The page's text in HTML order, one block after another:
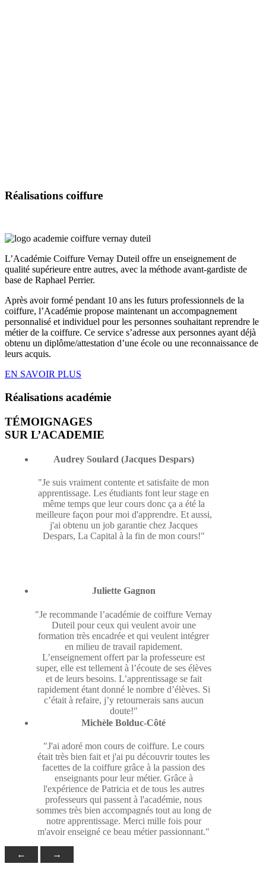
Réalisations coiffure
L’Académie Coiffure Vernay Duteil offre un enseignement de
qualité supérieure entre autres, avec la méthode avant-gardiste de
base de Raphael Perrier.
Après avoir formé pendant 10 ans les futurs professionnels de la
coiffure, l’Académie propose maintenant un accompagnement
personnalisé et individuel pour les personnes souhaitant reprendre le
métier de la coiffure. Ce service s’adresse aux personnes ayant déjà
obtenu un diplôme/attestation d’une école ou une reconnaissance de
leurs acquis.
EN SAVOIR PLUS
Réalisations académie
TÉMOIGNAGES
SUR L’ACADEMIE
Audrey Soulard (Jacques Despars)
"Je suis vraiment contente et satisfaite de mon
apprentissage. Les étudiants font leur stage en
même temps que leur cours donc ça a été la
meilleure façon pour moi d'apprendre. Et aussi,
j'ai obtenu un job garantie chez Jacques
Despars, La Capital à la fin de mon cours!"
Juliette Gagnon
"Je recommande l’académie de coiffure Vernay
Duteil pour ceux qui veulent avoir une
formation très encadrée et qui veulent intégrer
en milieu de travail rapidement.
L’enseignement offert par la professeure est
super, elle est tellement à l’écoute de ses élèves
et de leurs besoins. L’apprentissage se fait
rapidement étant donné le nombre d’élèves. Si
c’était à refaire, j’y retournerais sans aucun
doute!"
Michèle Bolduc-Côté
"J'ai adoré mon cours de coiffure. Le cours
était très bien fait et j'ai pu découvrir toutes les
facettes de la coiffure grâce à la passion des
enseignants pour leur métier. Grâce à
l'expérience de Patricia et de tous les autres
professeurs qui passent à l'académie, nous
sommes très bien accompagnés tout au long de
notre apprentissage. Merci mille fois pour
m'avoir enseigné ce beau métier passionnant."
← →